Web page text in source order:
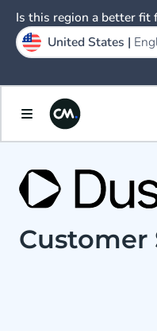
Customer
Is this region a better fit
United States |